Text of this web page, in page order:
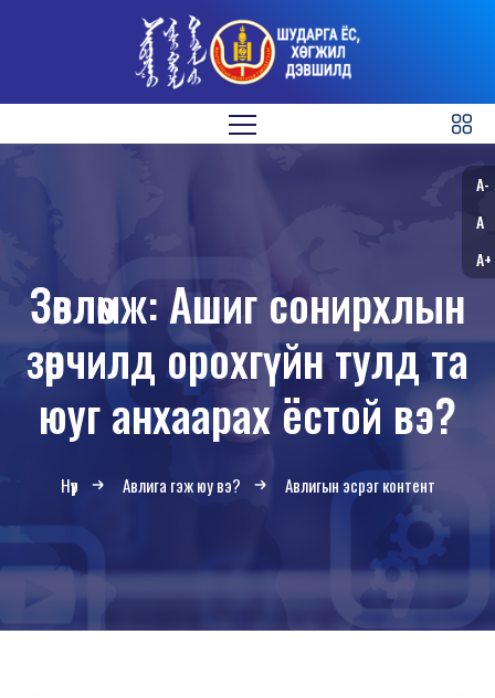
Зөвлөмж: Ашиг сонирхлын
зөрчилд орохгүйн тулд та
юуг анхаарах ёстой вэ?
Нүүр Авлига гэж юу вэ? Авлигын эсрэг контент
A-
A
A+